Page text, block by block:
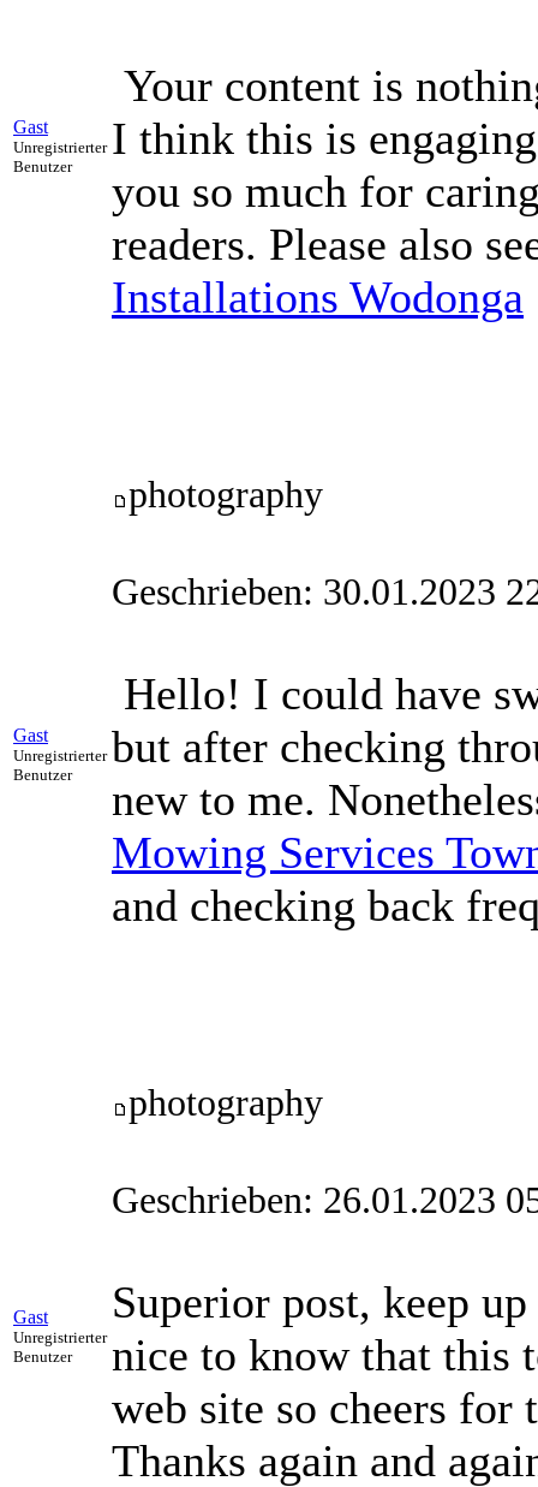
Gast
Unregistrierter
Benutzer
Your content is
I think this is
you so much for
readers. Please also
Installations Wodonga
Gast
Unregistrierter
Benutzer
photography
Geschrieben: 30.01.2023
Hello! I could have
but after checking
new to me.
Mowing Services
and checking back
Gast
Unregistrierter
Benutzer
photography
Geschrieben: 26.01.2023
Superior post, keep
nice to know that this
web site so cheers
Thanks again and